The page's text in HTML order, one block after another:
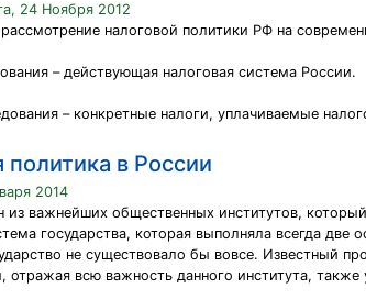
24 Ноября 2012
налоговой политики РФ на
– действующая налоговая система России.
– конкретные налоги, уплачиваемые
в России
2014
из важнейших общественных институтов,
государства, которая выполняла всегда
не существовало бы вовсе. Известный
отражая всю важность данного института, также